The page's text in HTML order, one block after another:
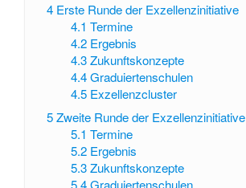
4 Erste Runde der Exzellenzinitiative
4.1 Termine
4.2 Ergebnis
4.3 Zukunftskonzepte
4.4 Graduiertenschulen
4.5 Exzellenzcluster
5Zweite Runde der Exzellenzinitiative
5.1 Termine
5.2 Ergebnis
5.3 Zukunftskonzepte
5.4 Graduiertenschulen